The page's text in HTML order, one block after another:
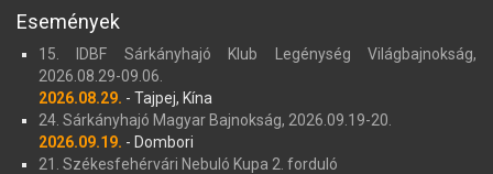
Események
15. IDBF Sárkányhajó Klub Legénység Világbajnokság,
2026.08.29-09.06.
2026.08.29. - Tajpej, Kína
24. Sárkányhajó Magyar Bajnokság, 2026.09.19-20.
2026.09.19. - Dombori
21. Székesfehérvári Nebuló Kupa 2. forduló